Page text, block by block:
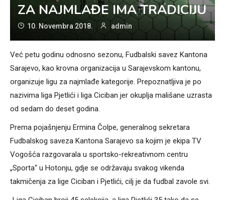
ZA NAJMLAĐE IMA TRADICIJU
10. Novembra 2018. admin
Već petu godinu odnosno sezonu, Fudbalski savez Kantona
Sarajevo, kao krovna organizacija u Sarajevskom kantonu,
organizuje ligu za najmlađe kategorije. Prepoznatljiva je po
nazivima liga Pjetlići i liga Ciciban jer okuplja mališane uzrasta
od sedam do deset godina.
Prema pojašnjenju Ermina Čolpe, generalnog sekretara
Fudbalskog saveza Kantona Sarajevo sa kojim je ekipa TV
Vogošća razgovarala u sportsko-rekreativnom centru
„Sporta“ u Hotonju, gdje se održavaju svakog vikenda
takmičenja za lige Ciciban i Pjetlići, cilj je da fudbal zavole svi.